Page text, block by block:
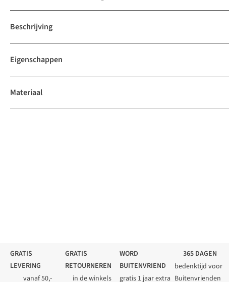
Beschrijving
Eigenschappen
Materiaal
GRATIS
LEVERING
vanaf 50,-
GRATIS
RETOURNEREN
in de winkels
WORD
BUITENVRIEND
gratis 1 jaar extra
365 DAGEN
bedenktijd voor
Buitenvrienden